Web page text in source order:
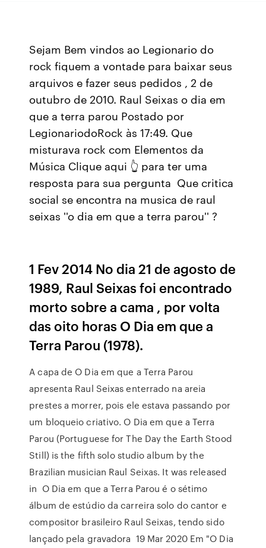
Sejam Bem vindos ao Legionario do
rock fiquem a vontade para baixar seus
arquivos e fazer seus pedidos , 2 de
outubro de 2010. Raul Seixas o dia em
que a terra parou Postado por
LegionariodoRock às 17:49. Que
misturava rock com Elementos da
Música Clique aqui 👆 para ter uma
resposta para sua pergunta ️ Que critica
social se encontra na musica de raul
seixas ''o dia em que a terra parou'' ?
1 Fev 2014 No dia 21 de agosto de
1989, Raul Seixas foi encontrado
morto sobre a cama , por volta
das oito horas O Dia em que a
Terra Parou (1978).
A capa de O Dia em que a Terra Parou
apresenta Raul Seixas enterrado na areia
prestes a morrer, pois ele estava passando por
um bloqueio criativo. O Dia em que a Terra
Parou (Portuguese for The Day the Earth Stood
Still) is the fifth solo studio album by the
Brazilian musician Raul Seixas. It was released
in O Dia em que a Terra Parou é o sétimo
álbum de estúdio da carreira solo do cantor e
compositor brasileiro Raul Seixas, tendo sido
lançado pela gravadora 19 Mar 2020 Em "O Dia